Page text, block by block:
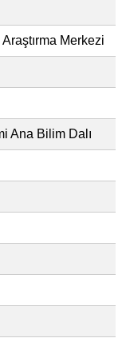
Merkezi
Ana Bilim Dalı